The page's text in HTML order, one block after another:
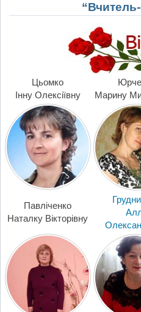
Цьомко
Інну Олексіївну
Марину
Павліченко
Наталку Вікторівну